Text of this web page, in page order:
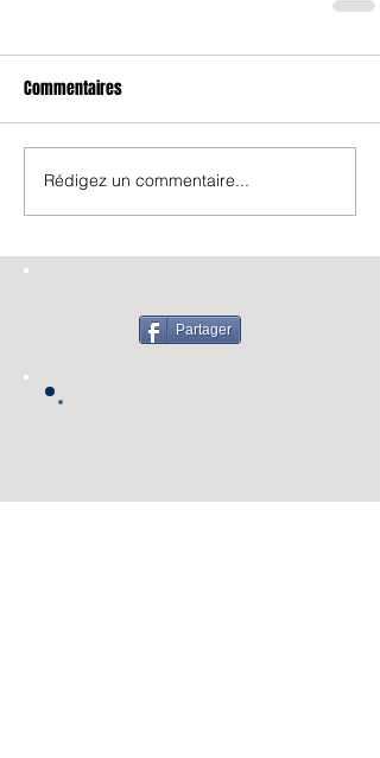
Commentaires
Rédigez un commentaire...
Partager